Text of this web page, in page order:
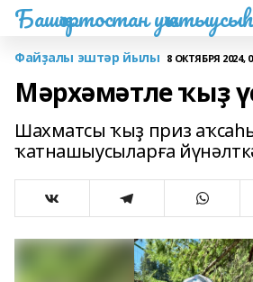
Башҡортостан
Файҙалы эштәр йылы 8 ОКТЯБРЯ 2024,
Мәрхәмәтле ҡыҙ
Шахматсы ҡыҙ приз
ҡатнашыусыларға